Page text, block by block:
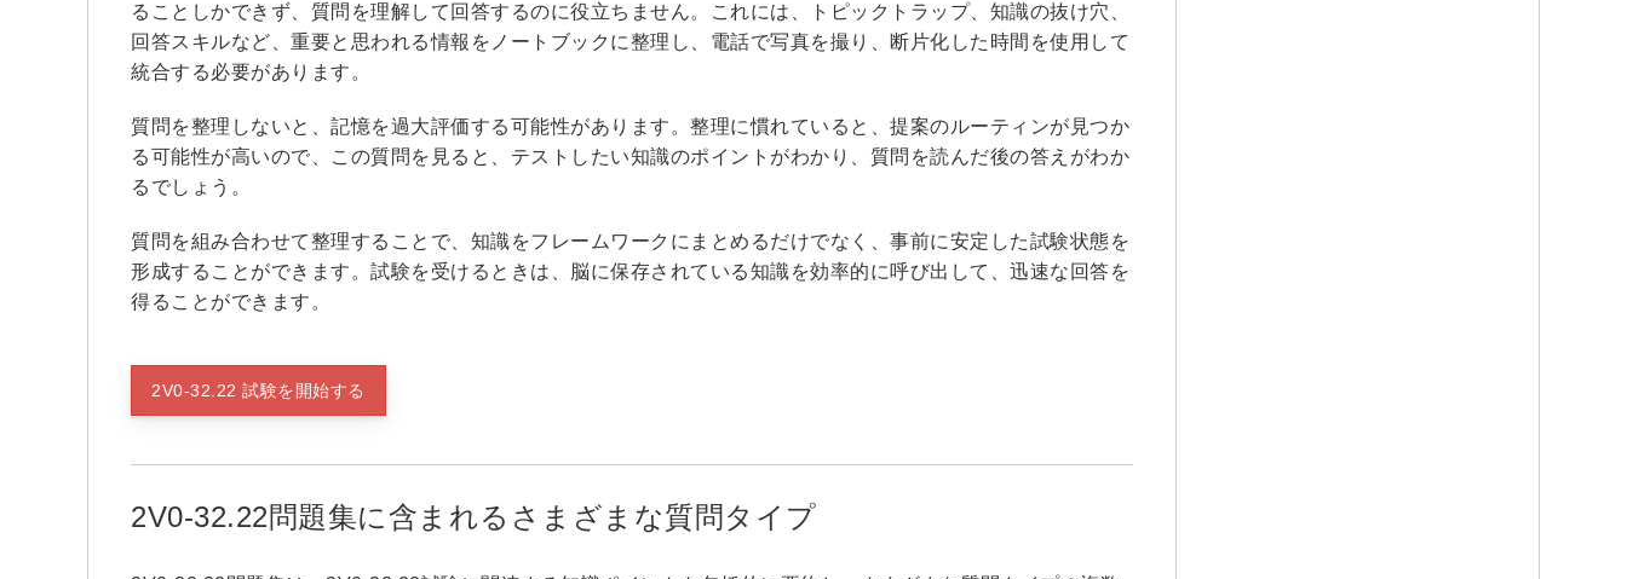
ることしかできず、質問を理解して回答するのに役立ちません。これには、トピックトラップ、知識の抜け穴、
回答スキルなど、重要と思われる情報をノートブックに整理し、電話で写真を撮り、断片化した時間を使用して
統合する必要があります。
質問を整理しないと、記憶を過大評価する可能性があります。整理に慣れていると、提案のルーティンが見つか
る可能性が高いので、この質問を見ると、テストしたい知識のポイントがわかり、質問を読んだ後の答えがわか
るでしょう。
質問を組み合わせて整理することで、知識をフレームワークにまとめるだけでなく、事前に安定した試験状態を
形成することができます。試験を受けるときは、脳に保存されている知識を効率的に呼び出して、迅速な回答を
得ることができます。
2V0-32.22 試験を開始する
2V0-32.22問題集に含まれるさまざまな質問タイプ